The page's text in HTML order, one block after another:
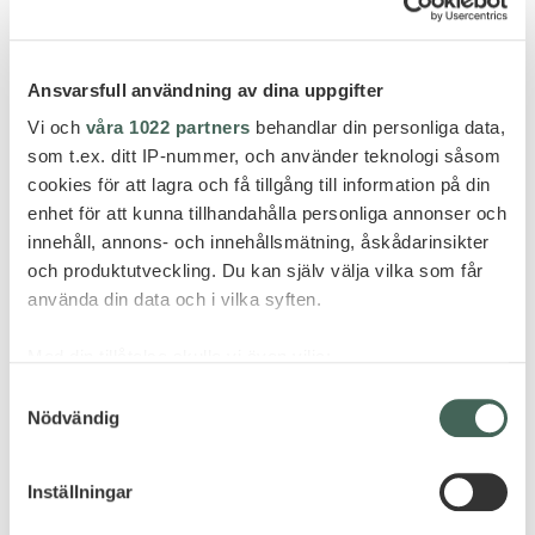
Ansvarsfull användning av dina uppgifter
Vi och våra 1022 partners behandlar din personliga data,
som t.ex. ditt IP-nummer, och använder teknologi såsom
cookies för att lagra och få tillgång till information på din
enhet för att kunna tillhandahålla personliga annonser och
innehåll, annons- och innehållsmätning, åskådarinsikter
och produktutveckling. Du kan själv välja vilka som får
använda din data och i vilka syften.
som kan ha en noggrannhet på upp till flera meter
Ta reda på mer om hur dina personliga uppgifter
Nödvändig
Inställningar